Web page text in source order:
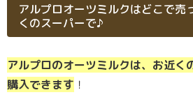
アルプロオーツミルクはどこで売
くのスーパーで♪
アルプロのオーツミルクは、お近く
購入できます ！